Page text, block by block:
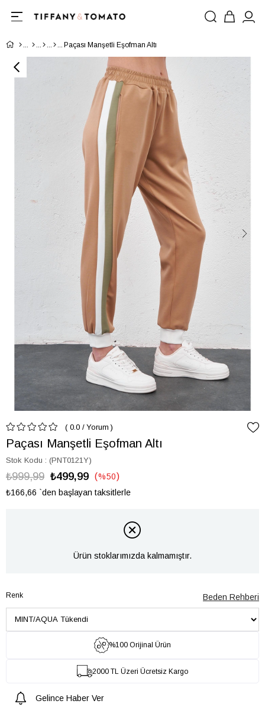
Paçası Manşetli Eşofman Altı
0.0 / Yorum
Paçası Manşetli Eşofman Altı
Stok Kodu (PNT0121Y)
₺999,99 ₺499,99 %50
İndirim
₺166,66 `den başlayan taksitlerle
Ürün stoklarımızda kalmamıştır.
Renk Beden Rehberi
%100 Orijinal Ürün
2000 TL Üzeri Ücretsiz Kargo
Gelince Haber Ver